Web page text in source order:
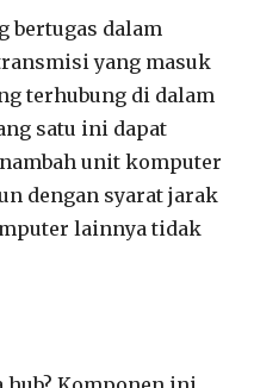
bertugas dalam
yang masuk
terhubung di dalam
satu ini dapat
unit komputer
dengan syarat jarak
lainnya tidak